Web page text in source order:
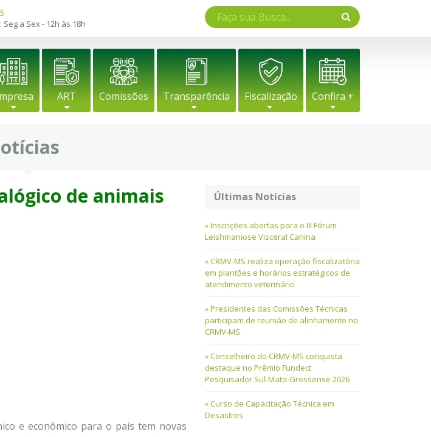
a Sex - 12h às 18h
ART Comissões Transparência Fiscalização Confira +
de animais
e econômico para o país tem novas
Últimas Notícias
Inscrições abertas para o III Fórum
Leishmaniose Visceral Canina
CRMV-MS realiza operação fiscalizatória
em plantões e horários estratégicos de
atendimento veterinário
Presidentes das Comissões Técnicas
participam de reunião de alinhamento no
CRMV-MS
Conselheiro do CRMV-MS conquista
destaque no Prêmio Fundect
Pesquisador Sul-Mato-Grossense 2026
Curso de Capacitação Técnica em
Desastres